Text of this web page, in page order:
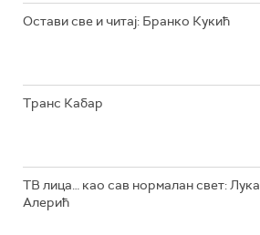
Остави све и читај: Бранко Кукић
Транс Кабар
ТВ лица… као сав нормалан свет: Лука
Алерић